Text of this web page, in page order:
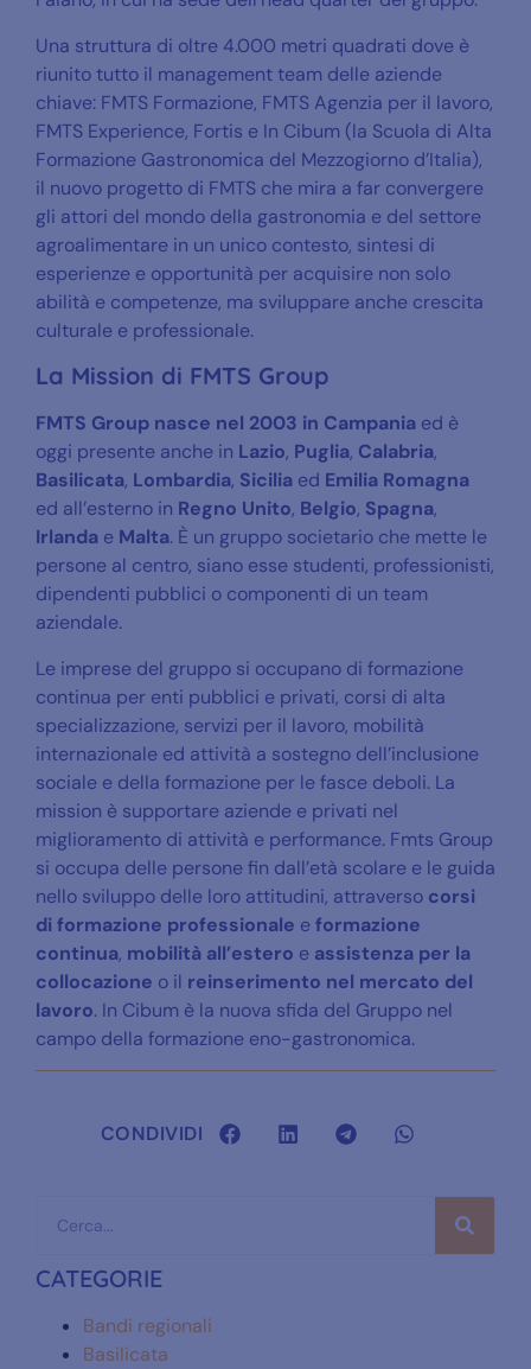
Una struttura di oltre 4.000 metri quadrati dove è
riunito tutto il management team delle aziende
chiave: FMTS Formazione, FMTS Agenzia per il lavoro,
FMTS Experience, Fortis e In Cibum (la Scuola di Alta
Formazione Gastronomica del Mezzogiorno d’Italia),
il nuovo progetto di FMTS che mira a far convergere
gli attori del mondo della gastronomia e del settore
agroalimentare in un unico contesto, sintesi di
esperienze e opportunità per acquisire non solo
abilità e competenze, ma sviluppare anche crescita
culturale e professionale.
La Mission di FMTS Group
FMTS Group nasce nel 2003 in Campania ed è
oggi presente anche in Lazio, Puglia, Calabria,
Basilicata, Lombardia, Sicilia ed Emilia Romagna
ed all’esterno in Regno Unito, Belgio, Spagna,
Irlanda e Malta. È un gruppo societario che mette le
persone al centro, siano esse studenti, professionisti,
dipendenti pubblici o componenti di un team
aziendale.
Le imprese del gruppo si occupano di formazione
continua per enti pubblici e privati, corsi di alta
specializzazione, servizi per il lavoro, mobilità
internazionale ed attività a sostegno dell’inclusione
sociale e della formazione per le fasce deboli. La
mission è supportare aziende e privati nel
miglioramento di attività e performance. Fmts Group
si occupa delle persone fin dall’età scolare e le guida
nello sviluppo delle loro attitudini, attraverso corsi
di formazione professionale eformazione
continua, mobilità all’estero e assistenza per la
collocazione o il reinserimento nel mercato del
lavoro. In Cibum è la nuova sfida del Gruppo nel
campo della formazione eno-gastronomica.
CONDIVIDI
CATEGORIE
Bandi regionali
Basilicata